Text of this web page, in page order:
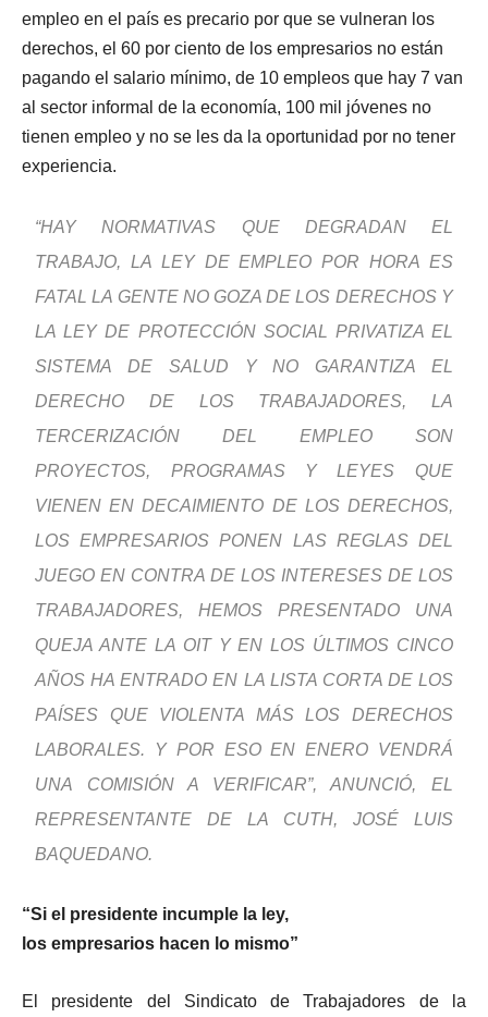
empleo en el país es precario por que se vulneran los
derechos, el 60 por ciento de los empresarios no están
pagando el salario mínimo, de 10 empleos que hay 7 van
al sector informal de la economía, 100 mil jóvenes no
tienen empleo y no se les da la oportunidad por no tener
experiencia.
“HAY NORMATIVAS QUE DEGRADAN EL
TRABAJO, LA LEY DE EMPLEO POR HORA ES
FATAL LA GENTE NO GOZA DE LOS DERECHOS Y
LA LEY DE PROTECCIÓN SOCIAL PRIVATIZA EL
SISTEMA DE SALUD Y NO GARANTIZA EL
DERECHO DE LOS TRABAJADORES, LA
TERCERIZACIÓN DEL EMPLEO SON
PROYECTOS, PROGRAMAS Y LEYES QUE
VIENEN EN DECAIMIENTO DE LOS DERECHOS,
LOS EMPRESARIOS PONEN LAS REGLAS DEL
JUEGO EN CONTRA DE LOS INTERESES DE LOS
TRABAJADORES, HEMOS PRESENTADO UNA
QUEJA ANTE LA OIT Y EN LOS ÚLTIMOS CINCO
AÑOS HA ENTRADO EN LA LISTA CORTA DE LOS
PAÍSES QUE VIOLENTA MÁS LOS DERECHOS
LABORALES. Y POR ESO EN ENERO VENDRÁ
UNA COMISIÓN A VERIFICAR”, ANUNCIÓ, EL
REPRESENTANTE DE LA CUTH, JOSÉ LUIS
BAQUEDANO.
“Si el presidente incumple la ley,
los empresarios hacen lo mismo”
El presidente del Sindicato de Trabajadores de la